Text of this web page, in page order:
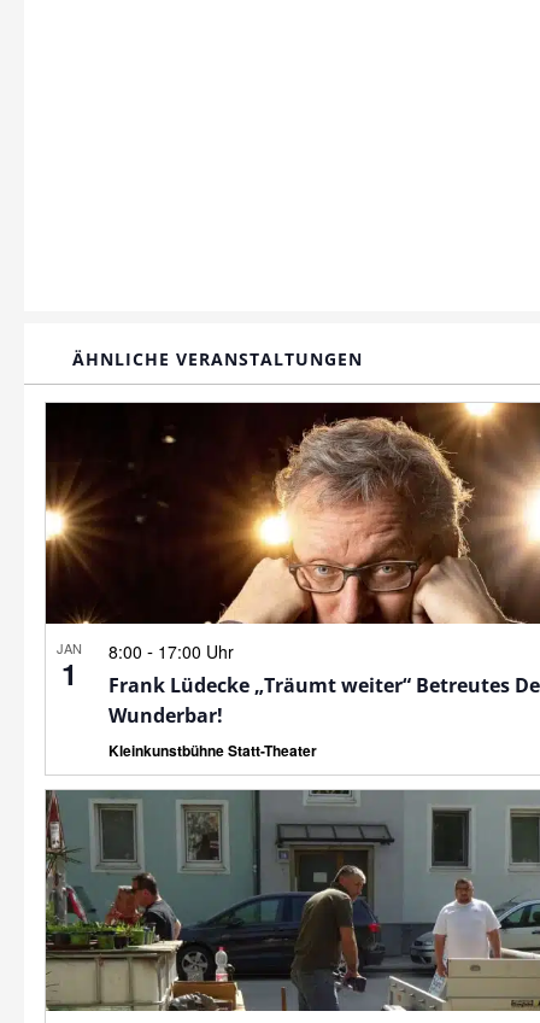
ÄHNLICHE VERANSTALTUNGEN
JAN
1
8:00 - 17:00 Uhr
Frank Lüdecke „Träumt weiter“ Betreutes
Wunderbar!
Kleinkunstbühne Statt-Theater